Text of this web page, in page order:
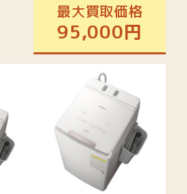
最大買取価格
95,000円